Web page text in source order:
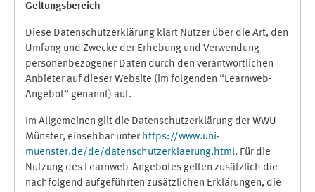
Geltungsbereich
Diese Datenschutzerklärung klärt Nutzer über die Art, den
Umfang und Zwecke der Erhebung und Verwendung
personenbezogener Daten durch den verantwortlichen
Anbieter auf dieser Website (im folgenden “Learnweb-
Angebot” genannt) auf.
Im Allgemeinen gilt die Datenschutzerklärung der WWU
Münster, einsehbar unter https://www.uni-
muenster.de/de/datenschutzerklaerung.html. Für die
Nutzung des Learnweb-Angebotes gelten zusätzlich die
nachfolgend aufgeführten zusätzlichen Erklärungen, die